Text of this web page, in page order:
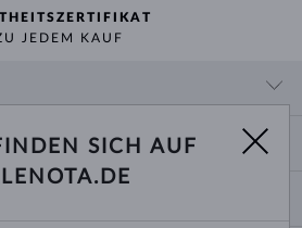
JEDEM KAUF
SICH AUF